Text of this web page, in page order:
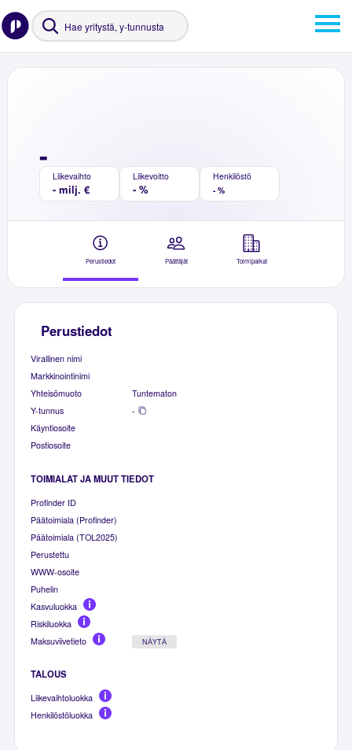
-
Liikevaihto
- milj. €
Liikevoitto
- %
Henkilöstö
- %
Perustiedot Päättäjät Toimipaikat
Perustiedot
Virallinen nimi
Markkinointinimi
Yhteisömuoto
Tuntematon
Y-tunnus
-
Käyntiosoite
Postiosoite
TOIMIALAT JA MUUT TIEDOT
Profinder ID
Päätoimiala (Profinder)
Päätoimiala (TOL2025)
Perustettu
WWW-osoite
Puhelin
Kasvuluokka
Riskiluokka
Maksuviivetieto
NÄYTÄ
TALOUS
Liikevaihtoluokka
Henkilöstöluokka